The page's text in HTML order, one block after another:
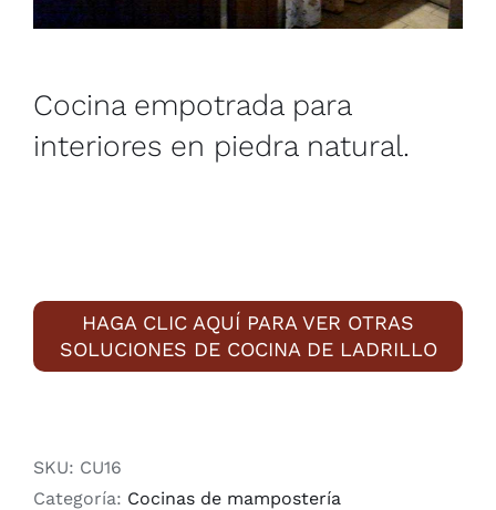
Cocina empotrada para
interiores en piedra natural.
HAGA CLIC AQUÍ PARA VER OTRAS
SOLUCIONES DE COCINA DE LADRILLO
SKU: CU16
Categoría: Cocinas de mampostería